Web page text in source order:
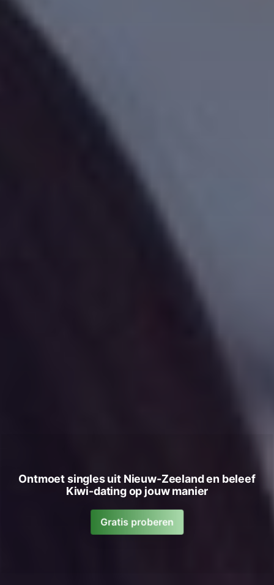
Ontmoet singles uit Nieuw-Zeeland en beleef
Kiwi-dating op jouw manier
Gratis proberen